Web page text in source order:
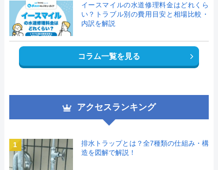
イースマイルの水道修理料金はどれくら
い？トラブル別の費用目安と相場比較・
内訳を解説
コラム一覧を見る
アクセスランキング
1
排水トラップとは？全7種類の仕組み・構
造を図解で解説！